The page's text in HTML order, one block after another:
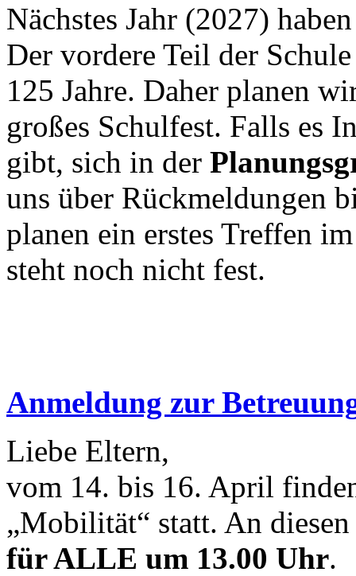
Nächstes Jahr (2027)
Der vordere Teil der
125 Jahre. Daher planen
großes Schulfest. Falls es
gibt, sich in der
uns über Rückmeldungen
planen ein erstes Treffen
steht noch nicht fest.
Anmeldung zur
Liebe Eltern,
vom 14. bis 16. April
„Mobilität“ statt. An
für ALLE um 13.00 Uhr.